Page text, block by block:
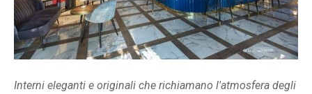
Interni eleganti e originali che richiamano l'atmosfera degli